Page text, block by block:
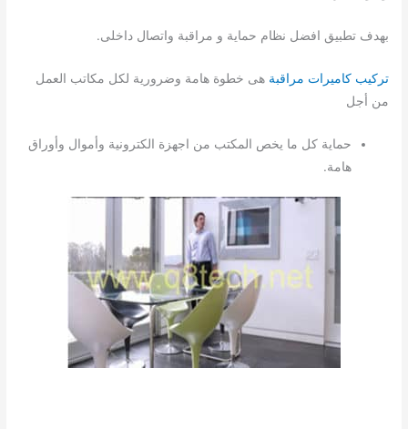
بهدف تطبيق افضل نظام حماية و مراقبة واتصال داخلى.
تركيب كاميرات مراقبة هى خطوة هامة وضرورية لكل مكاتب العمل
من أجل
حماية كل ما يخص المكتب من اجهزة الكترونية وأموال وأوراق
هامة.